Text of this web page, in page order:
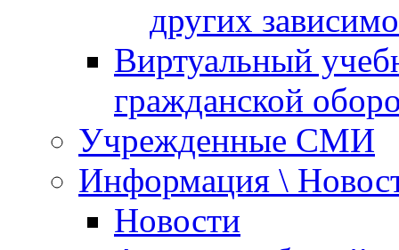
других
Виртуальный
гражданской
Учрежденные СМИ
Информация \
Новости